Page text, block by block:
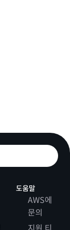
도움말
AWS에
문의